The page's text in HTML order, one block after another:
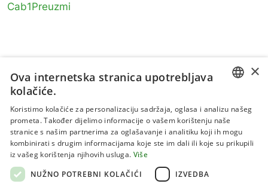
Cab1Preuzmi
Uvjeti korištenja
Politika privatnosti
ENGLISH
×
Ova internetska stranica upotrebljava
kolačiće.
Koristimo kolačiće za personalizaciju sadržaja, oglasa i analizu našeg
prometa. Također dijelimo informacije o vašem korištenju naše
stranice s našim partnerima za oglašavanje i analitiku koji ih mogu
kombinirati s drugim informacijama koje ste im dali ili koje su prikupili
iz vašeg korištenja njihovih usluga. Više
NUŽNO POTREBNI KOLAČIĆI
IZVEDBA